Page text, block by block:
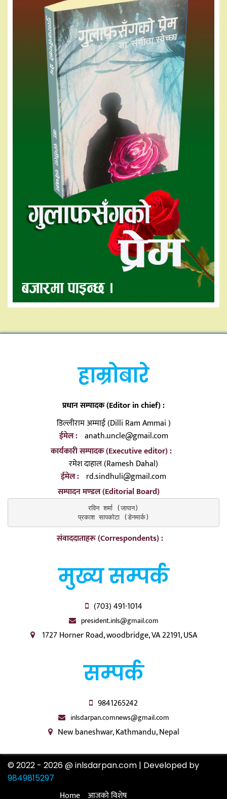
हाम्रोबारे
प्रधान सम्पादक (Editor in chief) :
डिल्लीराम अम्माई (Dilli Ram Ammai )
ईमेल : anath.uncle@gmail.com
कार्यकारी सम्पादक (Executive editor) :
रमेश दाहाल (Ramesh Dahal)
ईमेल : rd.sindhuli@gmail.com
सम्पादन मण्डल (Editorial Board)
रविन शर्मा (जापान)
प्रकाश सापकोटा (डेनमार्क)
संवाददाताहरू (Correspondents) :
मुख्य सम्पर्क
(703) 491-1014
president.inls@gmail.com
1727 Horner Road, woodbridge, VA 22191, USA
सम्पर्क
9841265242
inlsdarpan.comnews@gmail.com
New baneshwar, Kathmandu, Nepal
© 2022 - 2026 @ inlsdarpan.com | Developed by
9849815297
Home आजको विशेष